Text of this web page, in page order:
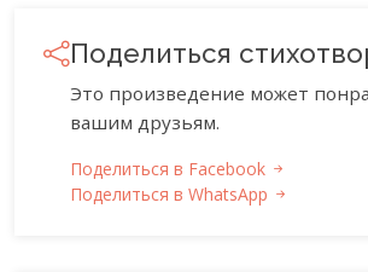
Поделиться
Это произведение может
вашим друзьям.
Поделиться в Facebook
Поделиться в WhatsApp